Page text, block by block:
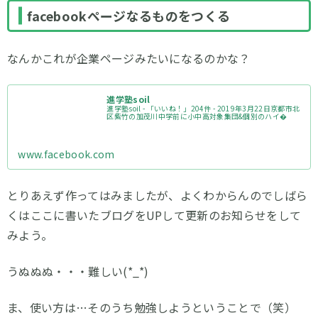
facebookページなるものをつくる
なんかこれが企業ページみたいになるのかな？
進学塾soil
進学塾soil - 「いいね！」204件 - 2019年3月22日京都市北
区紫竹の加茂川中学前に小中高対象集団&個別のハイ�
www.facebook.com
とりあえず作ってはみましたが、よくわからんのでしばら
くはここに書いたブログをUPして更新のお知らせをして
みよう。
うぬぬぬ・・・難しい(*_*)
ま、使い方は…そのうち勉強しようということで（笑）